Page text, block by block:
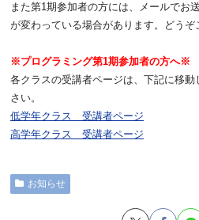
また第1期参加者の方には、メールでお
が変わっている場合があります。どうぞ
※プログラミング第1期参加者の方へ※
各クラスの受講者ページは、下記に移
さい。
低学年クラス 受講者ページ
高学年クラス 受講者ページ
お知らせ